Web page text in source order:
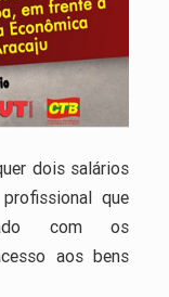
dois salários
que
com os
aos bens